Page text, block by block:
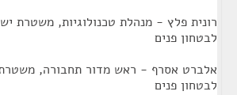
רונית פלץ - מנהלת טכנולוגיות, משטרת
לבטחון פנים
אלברט אסרף - ראש מדור תחבורה,
לבטחון פנים